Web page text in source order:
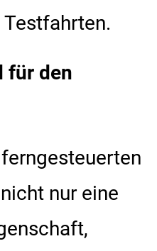
für den
nur eine